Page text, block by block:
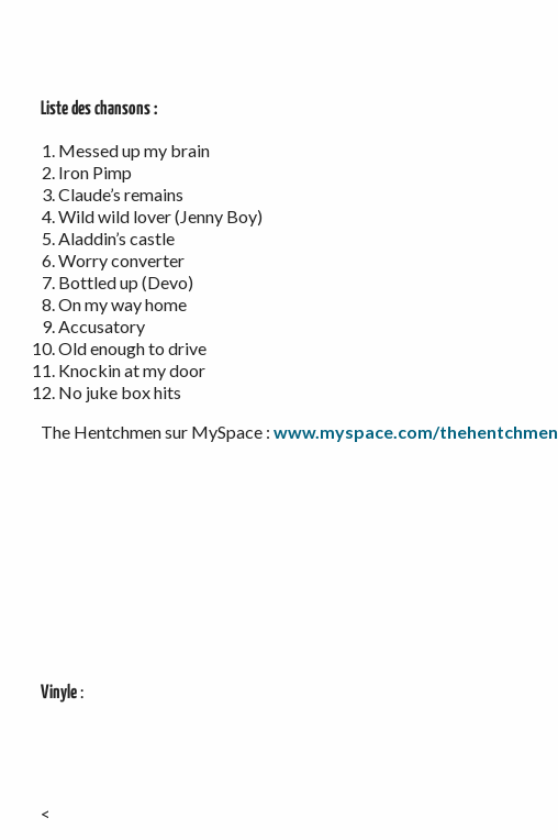
Liste des chansons :
Messed up my brain
Iron Pimp
Claude’s remains
Wild wild lover (Jenny Boy)
Aladdin’s castle
Worry converter
Bottled up (Devo)
On my way home
Accusatory
Old enough to drive
Knockin at my door
No juke box hits
The Hentchmen sur MySpace : www.myspace.com/thehentchmen
Vinyle:
<